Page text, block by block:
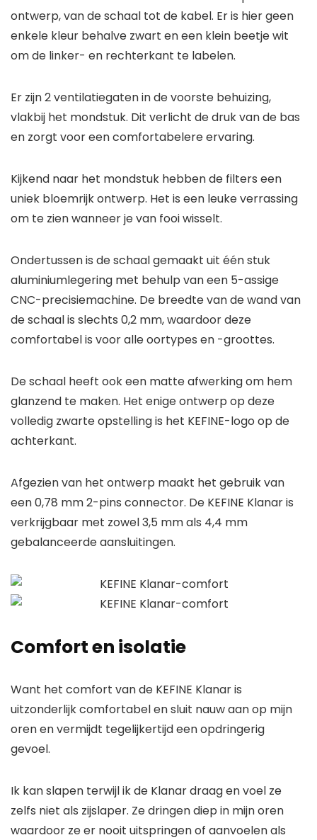
ontwerp, van de schaal tot de kabel. Er is hier geen
enkele kleur behalve zwart en een klein beetje wit
om de linker- en rechterkant te labelen.
Er zijn 2 ventilatiegaten in de voorste behuizing,
vlakbij het mondstuk. Dit verlicht de druk van de bas
en zorgt voor een comfortabelere ervaring.
Kijkend naar het mondstuk hebben de filters een
uniek bloemrijk ontwerp. Het is een leuke verrassing
om te zien wanneer je van fooi wisselt.
Ondertussen is de schaal gemaakt uit één stuk
aluminiumlegering met behulp van een 5-assige
CNC-precisiemachine. De breedte van de wand van
de schaal is slechts 0,2 mm, waardoor deze
comfortabel is voor alle oortypes en -groottes.
De schaal heeft ook een matte afwerking om hem
glanzend te maken. Het enige ontwerp op deze
volledig zwarte opstelling is het KEFINE-logo op de
achterkant.
Afgezien van het ontwerp maakt het gebruik van
een 0,78 mm 2-pins connector. De KEFINE Klanar is
verkrijgbaar met zowel 3,5 mm als 4,4 mm
gebalanceerde aansluitingen.
Comfort en isolatie
Want het comfort van de KEFINE Klanar is
uitzonderlijk comfortabel en sluit nauw aan op mijn
oren en vermijdt tegelijkertijd een opdringerig
gevoel.
Ik kan slapen terwijl ik de Klanar draag en voel ze
zelfs niet als zijslaper. Ze dringen diep in mijn oren
waardoor ze er nooit uitspringen of aanvoelen als